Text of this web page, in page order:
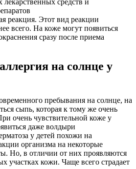
реакция. Этот вид реакции
всего. На коже могут появиться
сразу после приема
на солнце у
пребывания на солнце, на
сыпь, которая к тому же очень
очень чувствительной коже у
даже волдыри
у детей похожи на
организма на некоторые
Но, в отличии от них проявляются
участках кожи. Чаще всего страдает